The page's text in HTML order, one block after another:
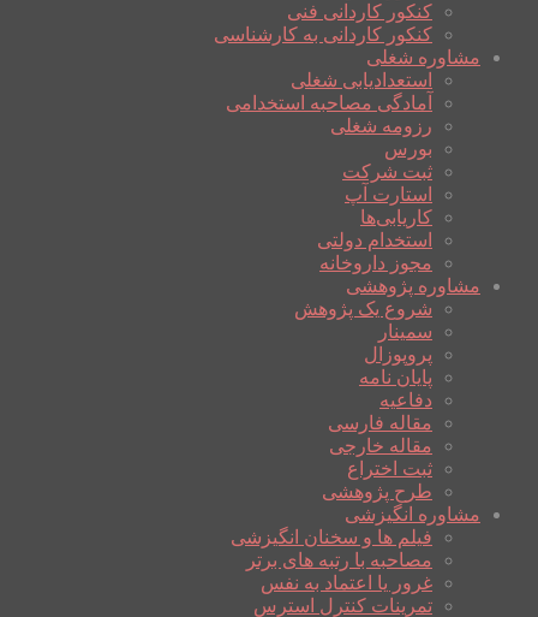
کنکور کاردانی فنی
کنکور کاردانی به کارشناسی
مشاوره شغلی
استعدادیابی شغلی
آمادگی مصاحبه استخدامی
رزومه شغلی
بورس
ثبت شرکت
استارت آپ
کاریابی‌ها
استخدام دولتی
مجوز داروخانه
مشاوره پژوهشی
شروع یک پژوهش
سمینار
پروپوزال
پایان نامه
دفاعیه
مقاله فارسی
مقاله خارجی
ثبت اختراع
طرح پژوهشی
مشاوره انگیزشی
فیلم ها و سخنان انگیزشی
مصاحبه با رتبه های برتر
غرور یا اعتماد به نفس
تمرینات کنترل استرس